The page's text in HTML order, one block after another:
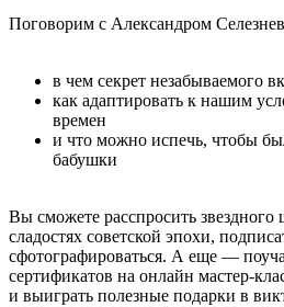
Поговорим с Александром
в чем секрет незабываемого
как адаптировать к нашим
времен
и что можно испечь, чтобы
бабушки
Вы сможете расспросить
сладостях советской эпохи,
сфотографироваться. А еще —
сертификатов на онлайн мастер-
и выиграть полезные подарки в